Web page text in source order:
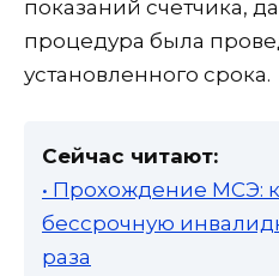
показаний счетчика,
процедура была
установленного срока.
Сейчас читают:
• Прохождение МСЭ:
бессрочную
раза